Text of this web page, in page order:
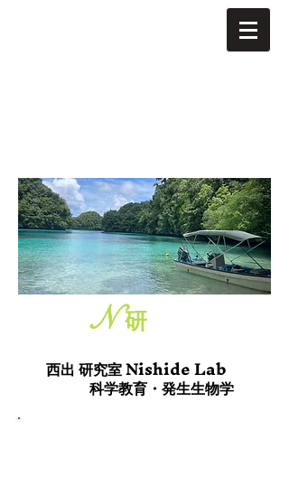
N 研
西出 研究室 Nishide Lab
科学教育・発生生物学